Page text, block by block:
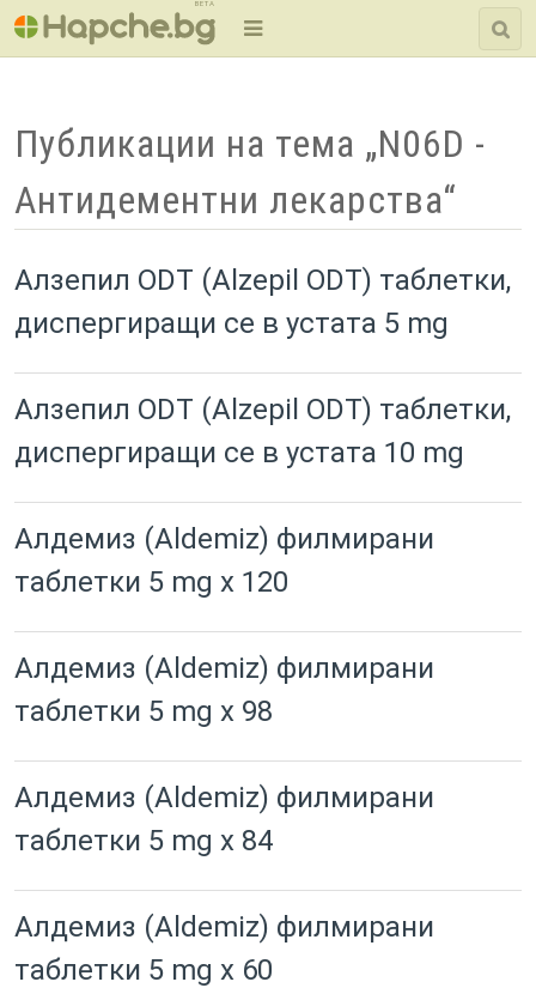
BETA
Публикации на тема „N06D -
Антидементни лекарства“
Алзепил ODT (Alzepil ODT) таблетки,
диспергиращи се в устата 5 mg
Алзепил ODT (Alzepil ODT) таблетки,
диспергиращи се в устата 10 mg
Алдемиз (Aldemiz) филмирани
таблетки 5 mg x 120
Алдемиз (Aldemiz) филмирани
таблетки 5 mg x 98
Алдемиз (Aldemiz) филмирани
таблетки 5 mg x 84
Алдемиз (Aldemiz) филмирани
таблетки 5 mg x 60